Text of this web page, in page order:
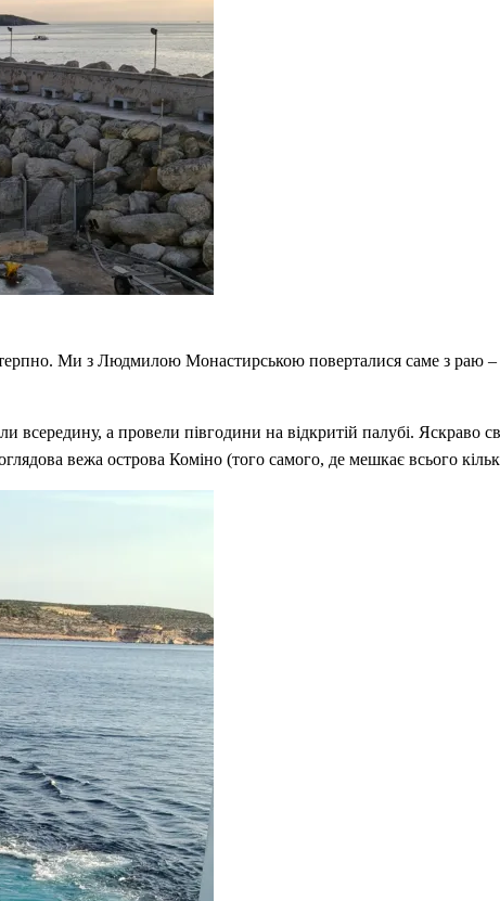
Ми з Людмилою Монастирською поверталися саме з раю
а провели півгодини на відкритій палубі. Яскраво
вежа острова Коміно (того самого, де мешкає всього